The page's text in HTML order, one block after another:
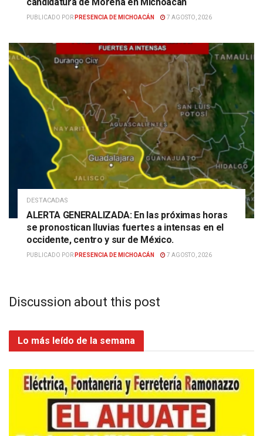
PUBLICADO POR PRESENCIA DE MICHOACÁN 7 AGOSTO, 2026
DESTACADAS
ALERTA GENERALIZADA: En las próximas horas
se pronostican lluvias fuertes a intensas en el
occidente, centro y sur de México.
PUBLICADO POR PRESENCIA DE MICHOACÁN 7 AGOSTO, 2026
Discussion about this post
Lo más leído de la semana